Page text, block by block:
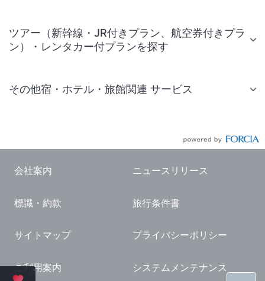
ツアー（新幹線・JR付きプラン、航空券付きプラ
ン）・レンタカー付プランを探す
その他宿・ホテル・旅館関連 サービス
国内観光ガイド
旅行・観光情報
会社案内 ニュースリリース
標識・約款 旅行条件書
サイトマップ プライバシーポリシー
ご利用案内 システムメンテナンス